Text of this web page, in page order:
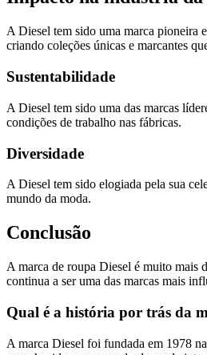
A Diesel tem sido uma marca pioneira
criando coleções únicas e marcantes
Sustentabilidade
A Diesel tem sido uma das marcas
condições de trabalho nas fábricas.
Diversidade
A Diesel tem sido elogiada pela sua
mundo da moda.
Conclusão
A marca de roupa Diesel é muito mais
continua a ser uma das marcas mais
Qual é a história por trás da
A marca Diesel foi fundada em 1978